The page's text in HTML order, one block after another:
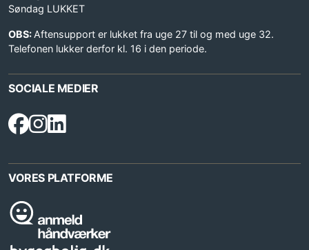
Søndag LUKKET
OBS: Aftensupport er lukket fra uge 27 til og med uge 32.
Telefonen lukker derfor kl. 16 i den periode.
SOCIALE MEDIER
VORES PLATFORME